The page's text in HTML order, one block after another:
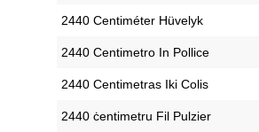
‎2440 Centiméter Hüvelyk
‎2440 Centimetro In Pollice
‎2440 Centimetras Iki Colis
‎2440 ċentimetru Fil Pulzier